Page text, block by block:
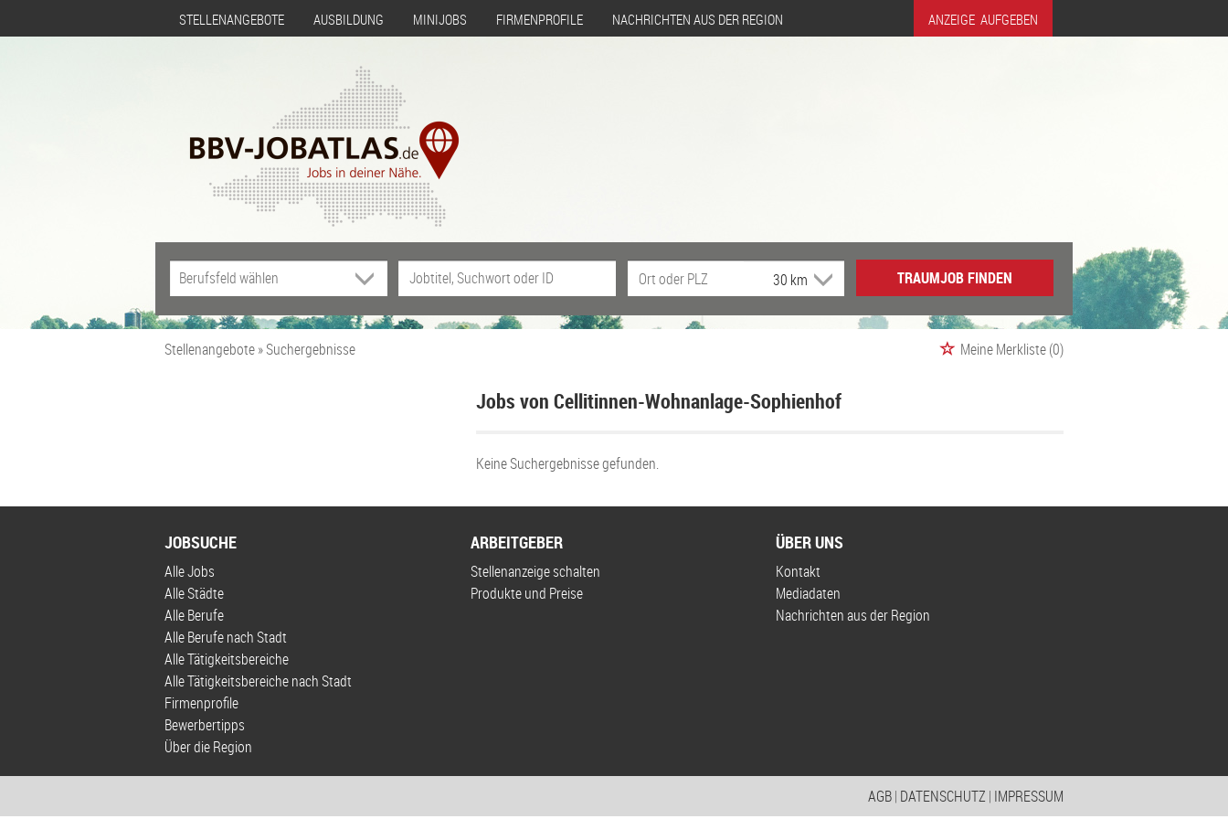
STELLENANGEBOTE AUSBILDUNG MINIJOBS FIRMENPROFILE NACHRICHTEN AUS DER REGION ANZEIGE AUFGEBEN
TRAUMJOB FINDEN
Stellenangebote Suchergebnisse Meine Merkliste(0)
Jobs von Cellitinnen-Wohnanlage-Sophienhof
Keine Suchergebnisse gefunden.
JOBSUCHE
Alle Jobs
Alle Städte
Alle Berufe
Alle Berufe nach Stadt
Alle Tätigkeitsbereiche
Alle Tätigkeitsbereiche nach Stadt
Firmenprofile
Bewerbertipps
Über die Region
ARBEITGEBER
Stellenanzeige schalten
Produkte und Preise
ÜBER UNS
Kontakt
Mediadaten
Nachrichten aus der Region
AGB| DATENSCHUTZ| IMPRESSUM